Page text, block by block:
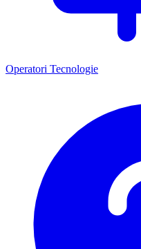
Operatori Tecnologie